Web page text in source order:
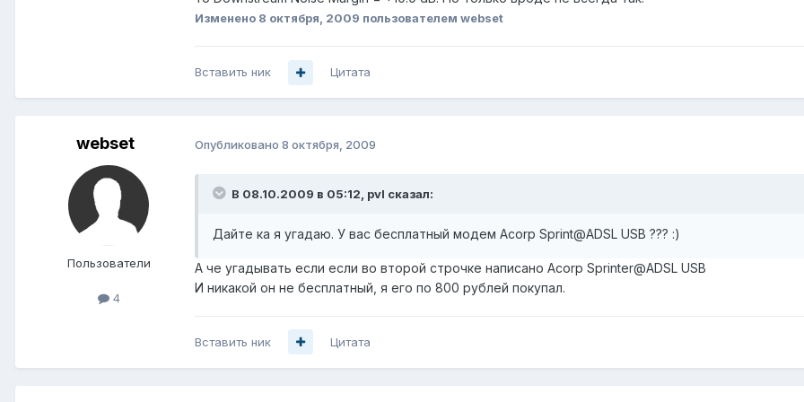
Изменено 8 октября, 2009 пользователем webset
Вставить ник Цитата
webset
Пользователи
4
Опубликовано 8 октября, 2009
В 08.10.2009 в 05:12, pvl сказал:
Дайте ка я угадаю. У вас бесплатный модем Acorp Sprint@ADSL USB ??? :)
А че угадывать если если во второй строчке написано Acorp Sprinter@ADSL USB
И никакой он не бесплатный, я его по 800 рублей покупал.
Вставить ник Цитата